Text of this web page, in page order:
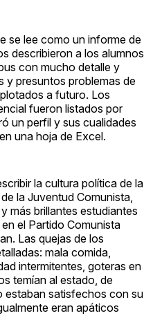
se lee como un informe de
describieron a los alumnos
con mucho detalle y
y presuntos problemas de
a futuro. Los
fueron listados por
un perfil y sus cualidades
una hoja de Excel.
la cultura política de la
la Juventud Comunista,
más brillantes estudiantes
el Partido Comunista
Las quejas de los
mala comida,
intermitentes, goteras en
temían al estado, de
estaban satisfechos con su
eran apáticos